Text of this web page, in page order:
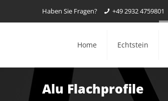
Haben Sie Fragen? +49 2932 4759801
Home Echtstein
Alu Flachprofile